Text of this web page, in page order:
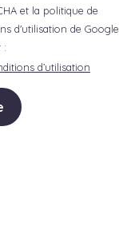
et la politique de
d'utilisation de Google
:
d’utilisation